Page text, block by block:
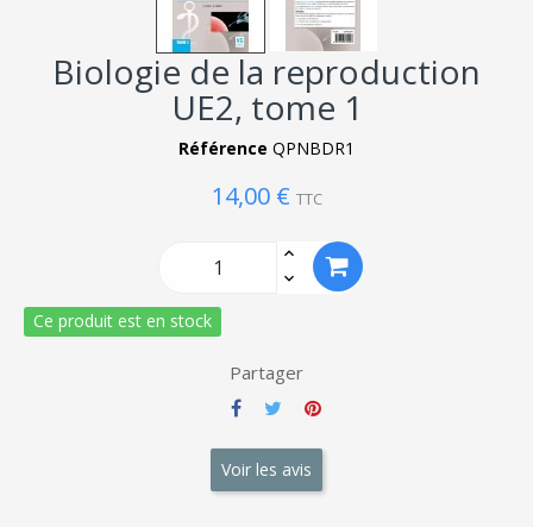
Biologie de la reproduction
UE2, tome 1
Référence QPNBDR1
14,00 € TTC
Ce produit est en stock
Partager
Voir les avis